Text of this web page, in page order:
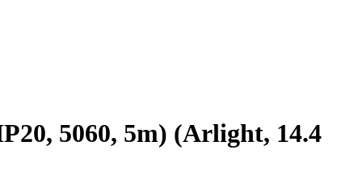
5060, 5m) (Arlight, 14.4